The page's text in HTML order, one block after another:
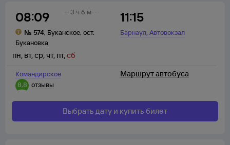
08:09
№ 574, Буканское, ост.
Букановка
11:15
Барнаул,Автовокзал
3 ч 6 м
Командирское
8,8 отзывы
пн, вт,ср, чт, пт,сб
Маршрут автобуса
Выбрать дату и купить билет